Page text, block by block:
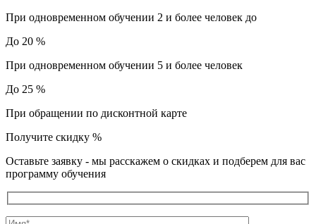
При одновременном обучении 2 и более человек до
До 20 %
При одновременном обучении 5 и более человек
До 25 %
При обращении по дисконтной карте
Получите скидку %
Оставьте заявку - мы расскажем о скидках и подберем для вас
программу обучения